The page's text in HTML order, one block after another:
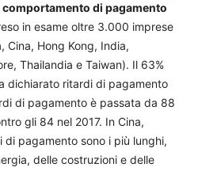
comportamento di pagamento
in esame oltre 3.000 imprese
Cina, Hong Kong, India,
Thailandia e Taiwan). Il 63%
dichiarato ritardi di pagamento
di pagamento è passata da 88
gli 84 nel 2017. In Cina,
di pagamento sono i più lunghi,
delle costruzioni e delle